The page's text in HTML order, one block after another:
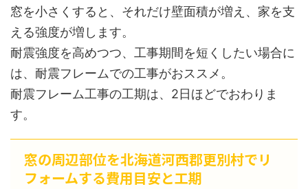
窓を小さくすると、それだけ壁面積が増え、家を支
える強度が増します。
耐震強度を高めつつ、工事期間を短くしたい場合に
は、耐震フレームでの工事がおススメ。
耐震フレーム工事の工期は、2日ほどでおわりま
す。
窓の周辺部位を北海道河西郡更別村でリ
フォームする費用目安と工期